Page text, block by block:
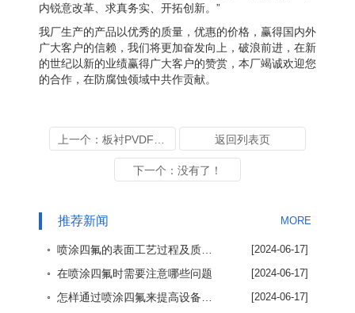
内锐意改革、求真务实、开拓创新。”
我厂生产的产品以优秀的质量，优惠的价格，赢得国内外
广大客户的信赖，我们将更加奋发向上，破浪前进，在新
的世纪以新的业绩赢得广大客户的赞赏，本厂竭诚欢迎您
的合作，在防腐蚀领域中共作贡献。
返回列表页
下一个：没有了！
推荐新闻 MORE
[2024-06-17]
◦ 在喷涂四氟时需要注意哪些问题 [2024-06-17]
[2024-06-17]